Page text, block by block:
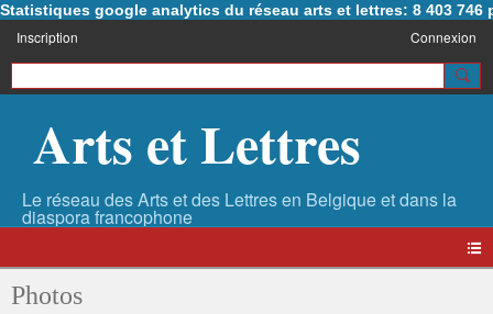
Statistiques google analytics du réseau arts et lettres: 8 403 746
Inscription Connexion
Arts et Lettres
Photos